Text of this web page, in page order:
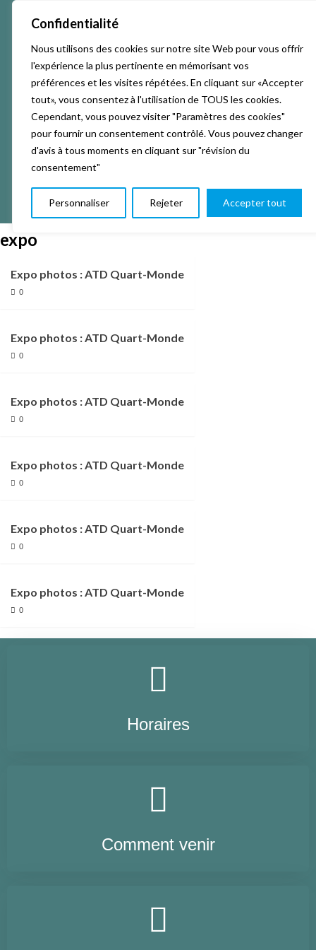
Confidentialité
Nous utilisons des cookies sur notre site Web pour vous offrir
l'expérience la plus pertinente en mémorisant vos
préférences et les visites répétées. En cliquant sur «Accepter
tout», vous consentez à l'utilisation de TOUS les cookies.
Cependant, vous pouvez visiter "Paramètres des cookies"
pour fournir un consentement contrôlé. Vous pouvez changer
d'avis à tous moments en cliquant sur "révision du
consentement"
Personnaliser Rejeter Accepter tout
Événements Studios L’association
La vie de La KAB’ Club
expo
Expo photos : ATD Quart-Monde
0
Expo photos : ATD Quart-Monde
0
Expo photos : ATD Quart-Monde
0
Expo photos : ATD Quart-Monde
0
Expo photos : ATD Quart-Monde
0
Expo photos : ATD Quart-Monde
0
Horaires
Comment venir